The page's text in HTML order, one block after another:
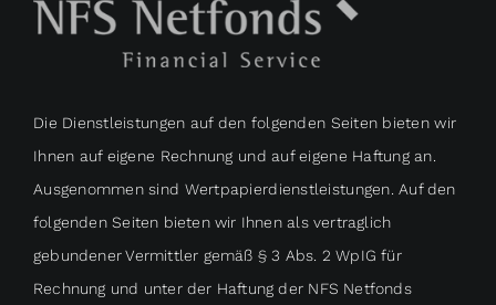
Die Dienstleistungen auf den folgenden Seiten bieten wir
Ihnen auf eigene Rechnung und auf eigene Haftung an.
Ausgenommen sind Wertpapierdienstleistungen.Auf den
folgenden Seiten bieten wir Ihnen als vertraglich
gebundener Vermittler gemäß § 3 Abs. 2 WpIG für
Rechnung und unter der Haftung der NFS Netfonds